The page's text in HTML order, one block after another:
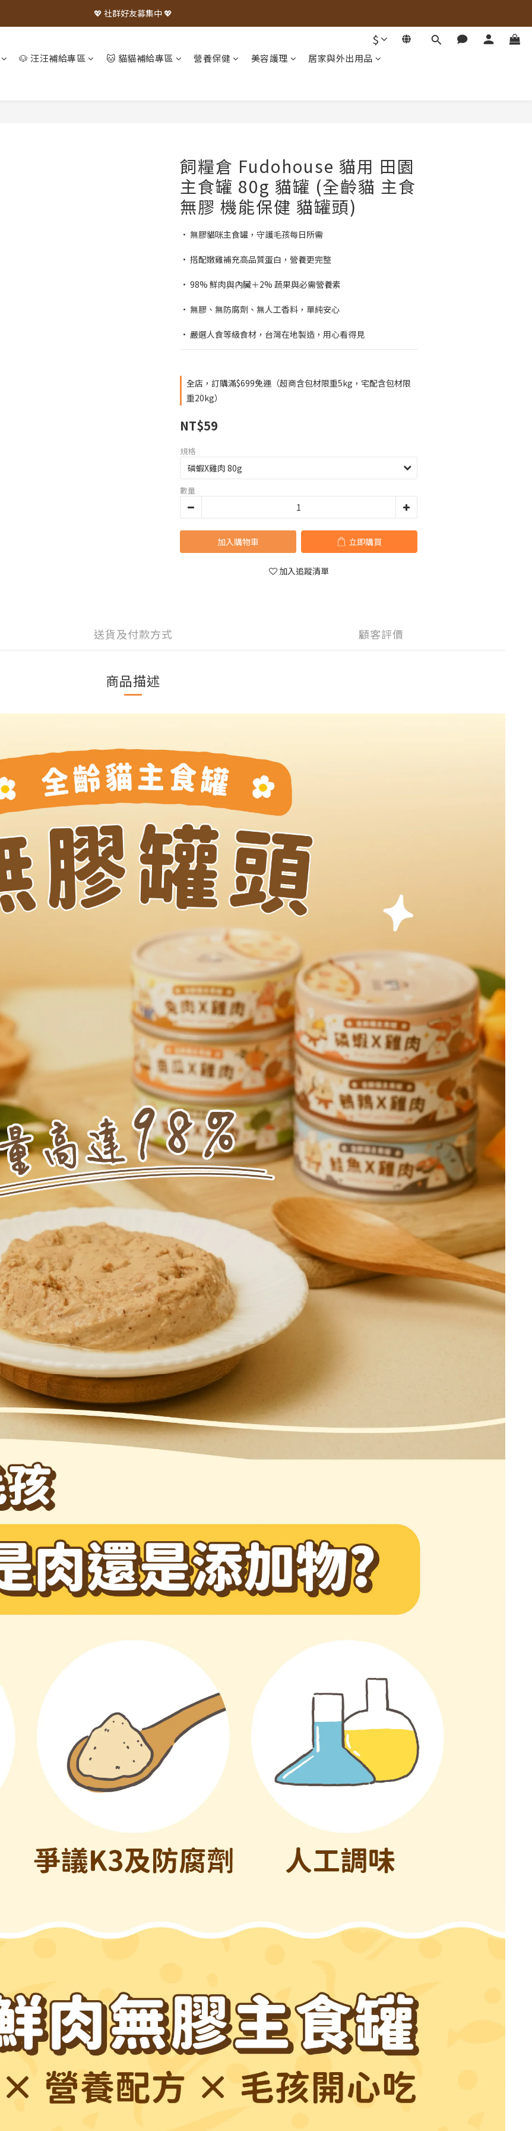
💖 社群好友募集中 💖
$
🐶 汪汪補給專區 🐱 貓貓補給專區 營養保健 美容護理 居家與外出用品
飼糧倉 Fudohouse 貓用 田園
主食罐 80g 貓罐 (全齡貓 主食
無膠 機能保健 貓罐頭)
• 無膠貓咪主食罐，守護毛孩每日所需
• 搭配嫩雞補充高品質蛋白，營養更完整
• 98% 鮮肉與內臟＋2% 蔬果與必需營養素
• 無膠、無防腐劑、無人工香料，單純安心
• 嚴選人食等級食材，台灣在地製造，用心看得見
全店，訂購滿$699免運（超商含包材限重5kg，宅配含包材限
重20kg）
NT$59
規格
數量
加入購物車 立即購買
加入追蹤清單
送貨及付款方式 顧客評價
商品描述